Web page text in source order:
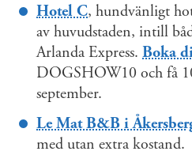
Hotel C, hundvänligt
av huvudstaden, intill
Arlanda Express. Boka
DOGSHOW10 och få
september.
Le Mat B&B i
med utan extra kostand.